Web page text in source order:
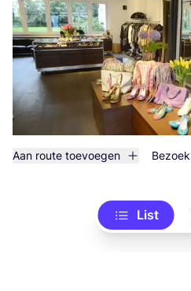
Aan route toevoegen
List